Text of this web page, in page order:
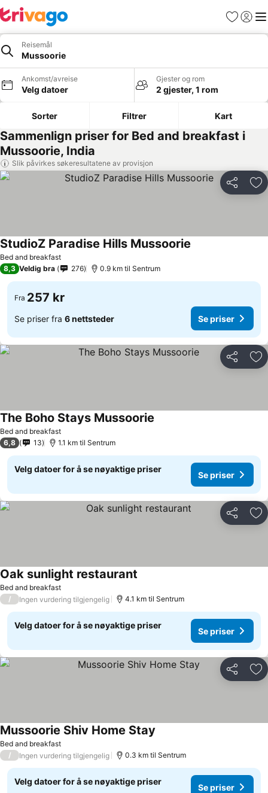
Favoritter
Logg
Reisemål
Mussoorie
Ankomst/avreise
Velg datoer
Gjester og rom
2 gjester, 1 rom
Sorter Filtrer Kart
Sammenlign priser for Bed and breakfast i
Mussoorie, India
Slik påvirkes søkeresultatene av provisjon
Del
Bed and breakfast
StudioZ Paradise Hills Mussoorie
8,3 Veldig bra 276 0.9 km til Sentrum
Fra 257 kr
Se priser fra 6 nettsteder Se priser
Del
Bed and breakfast
The Boho Stays Mussoorie
6,8 13 1.1 km til Sentrum
Velg datoer for å se nøyaktige priser
Se priser
Del
Bed and breakfast
Oak sunlight restaurant
/ Ingen vurdering tilgjengelig 4.1 km til Sentrum
Velg datoer for å se nøyaktige priser
Se priser
Del
Bed and breakfast
Mussoorie Shiv Home Stay
/ Ingen vurdering tilgjengelig 0.3 km til Sentrum
Velg datoer for å se nøyaktige priser
Se priser